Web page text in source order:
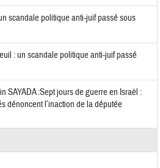
scandale politique anti-juif passé sous
: un scandale politique anti-juif passé
SAYADA :Sept jours de guerre en Israël :
dénoncent l’inaction de la députée